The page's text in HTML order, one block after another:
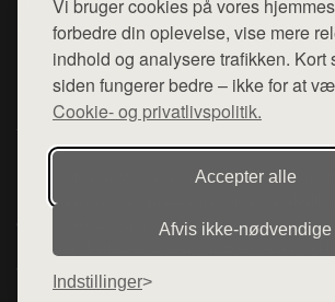
Vi bruger cookies på vores
forbedre din oplevelse, vise mere
indhold og analysere trafikken. Kort
siden fungerer bedre – ikke for at
Cookie- og privatlivspolitik.
Accepter alle
Afvis ikke‑nødvendige
Indstillinger
Kontakt
Mail:
Cookie-
Denne side er en del af want.dk, der
hjemmesider med præsentation af
diverse webshops. Der sælges ikke varer
henviser til de shops, som sælger varen. Vi
varerne på lager.